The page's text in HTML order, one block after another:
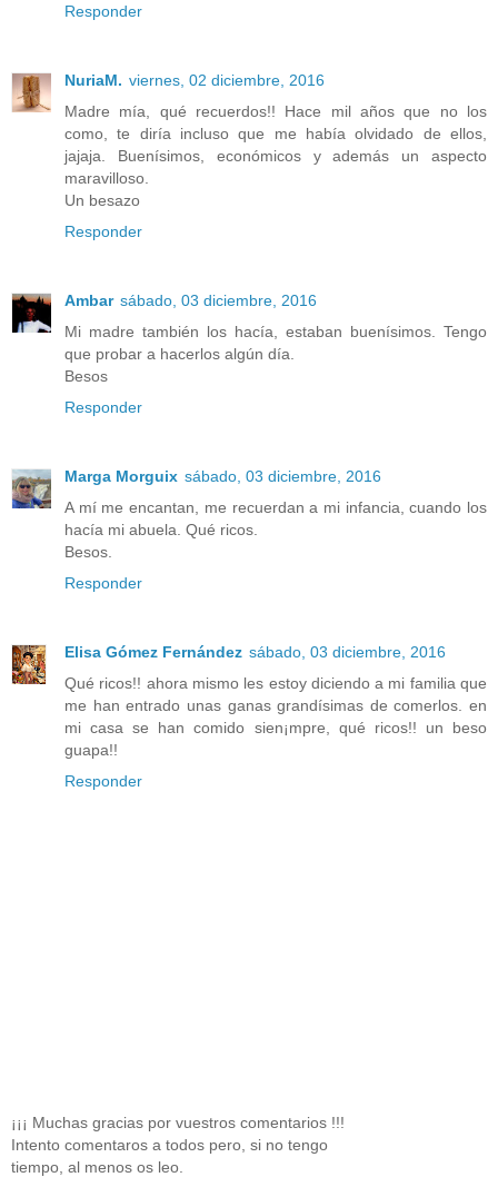
Responder
NuriaM. viernes, 02 diciembre, 2016
Madre mía, qué recuerdos!! Hace mil años que no los
como, te diría incluso que me había olvidado de ellos,
jajaja. Buenísimos, económicos y además un aspecto
maravilloso.
Un besazo
Responder
Ambar sábado, 03 diciembre, 2016
Mi madre también los hacía, estaban buenísimos. Tengo
que probar a hacerlos algún día.
Besos
Responder
Marga Morguix sábado, 03 diciembre, 2016
A mí me encantan, me recuerdan a mi infancia, cuando los
hacía mi abuela. Qué ricos.
Besos.
Responder
Elisa Gómez Fernández sábado, 03 diciembre, 2016
Qué ricos!! ahora mismo les estoy diciendo a mi familia que
me han entrado unas ganas grandísimas de comerlos. en
mi casa se han comido sien¡mpre, qué ricos!! un beso
guapa!!
Responder
¡¡¡ Muchas gracias por vuestros comentarios !!!
Intento comentaros a todos pero, si no tengo
tiempo, al menos os leo.